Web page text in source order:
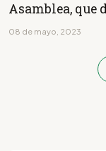
Asamblea, que
08 de mayo, 2023